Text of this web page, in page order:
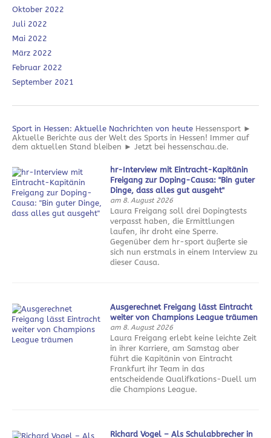
Oktober 2022
Juli 2022
Mai 2022
März 2022
Februar 2022
September 2021
Sport in Hessen: Aktuelle Nachrichten von heute Hessensport ►
Aktuelle Berichte aus der Welt des Sports in Hessen! Immer auf
dem aktuellen Stand bleiben ► Jetzt bei hessenschau.de.
hr-Interview mit Eintracht-Kapitänin
Freigang zur Doping-Causa: "Bin guter
Dinge, dass alles gut ausgeht"
am 8. August 2026
Laura Freigang soll drei Dopingtests
verpasst haben, die Ermittlungen
laufen, ihr droht eine Sperre.
Gegenüber dem hr-sport äußerte sie
sich nun erstmals in einem Interview zu
dieser Causa.
Ausgerechnet Freigang lässt Eintracht
weiter von Champions League träumen
am 8. August 2026
Laura Freigang erlebt keine leichte Zeit
in ihrer Karriere, am Samstag aber
führt die Kapitänin von Eintracht
Frankfurt ihr Team in das
entscheidende Qualifkations-Duell um
die Champions League.
Richard Vogel – Als Schulabbrecher in